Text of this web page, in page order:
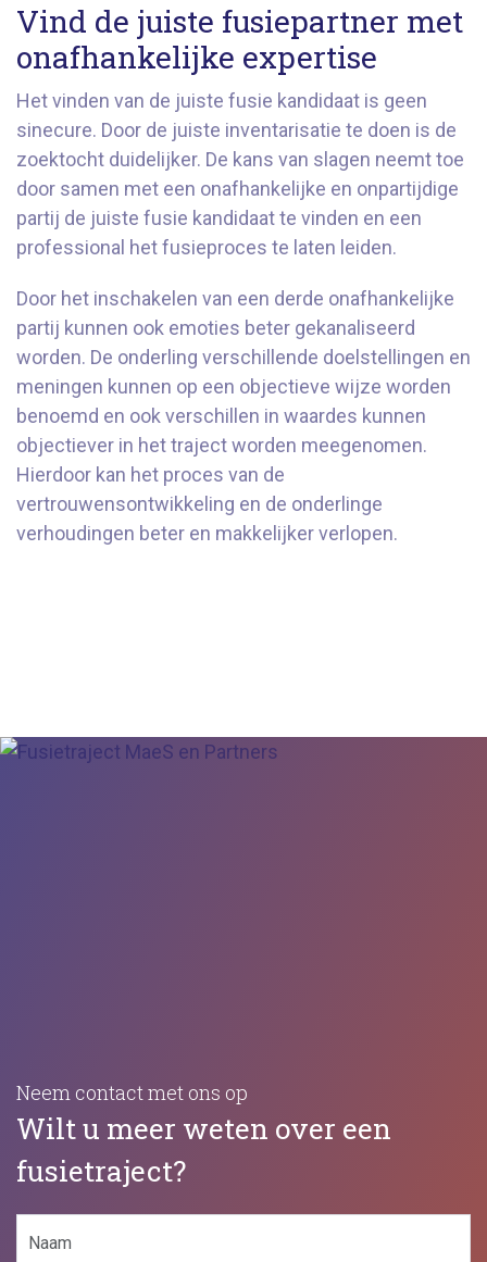
Vind de juiste fusiepartner met
onafhankelijke expertise
Het vinden van de juiste fusie kandidaat is geen
sinecure. Door de juiste inventarisatie te doen is de
zoektocht duidelijker. De kans van slagen neemt toe
door samen met een onafhankelijke en onpartijdige
partij de juiste fusie kandidaat te vinden en een
professional het fusieproces te laten leiden.
Door het inschakelen van een derde onafhankelijke
partij kunnen ook emoties beter gekanaliseerd
worden. De onderling verschillende doelstellingen en
meningen kunnen op een objectieve wijze worden
benoemd en ook verschillen in waardes kunnen
objectiever in het traject worden meegenomen.
Hierdoor kan het proces van de
vertrouwensontwikkeling en de onderlinge
verhoudingen beter en makkelijker verlopen.
Neem contact met ons op
Wilt u meer weten over een
fusietraject?
(Vereist)